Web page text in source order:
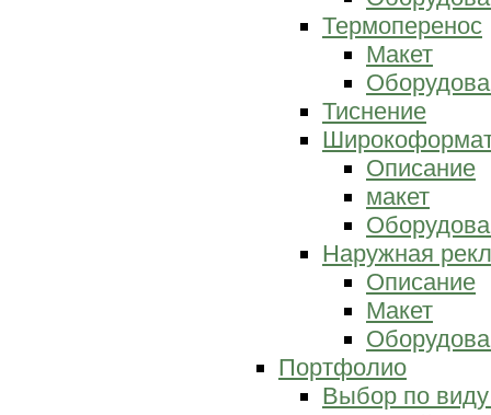
Термоперенос
Макет
Тиснение
Описание
макет
Наружная
Описание
Макет
Портфолио
Выбор по